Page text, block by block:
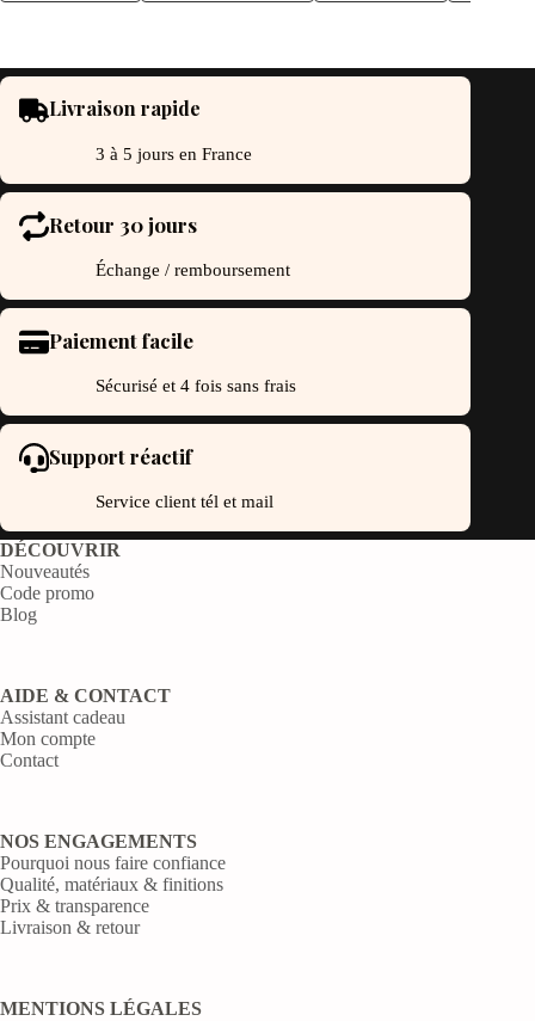
Livraison rapide
3 à 5 jours en France
Retour 30 jours
Échange / remboursement
Paiement facile
Sécurisé et 4 fois sans frais
Support réactif
Service client tél et mail
DÉCOUVRIR
Nouveautés
Code promo
Blog
AIDE & CONTACT
Assistant cadeau
Mon compte
Contact
NOS ENGAGEMENTS
Pourquoi nous faire confiance
Qualité, matériaux & finitions
Prix & transparence
Livraison & retour
MENTIONS LÉGALES